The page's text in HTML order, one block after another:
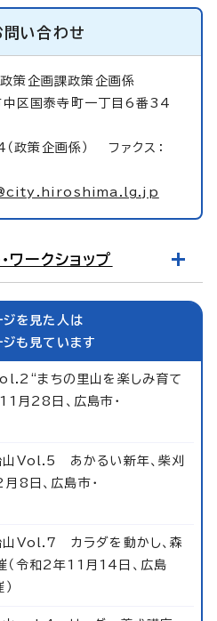
問い合わせ
政策企画課政策企画係
国泰寺町一丁目6番34
策企画係） ファクス：
ワークショップ
ジを見た人は
ジも見ています
vol.2“まちの里山を楽しみ育て
月28日、広島市・
治山Vol.5 あかるい新年、柴刈
8日、広島市・
治山Vol.7 カラダを動かし、森
（令和2年11月14日、広島